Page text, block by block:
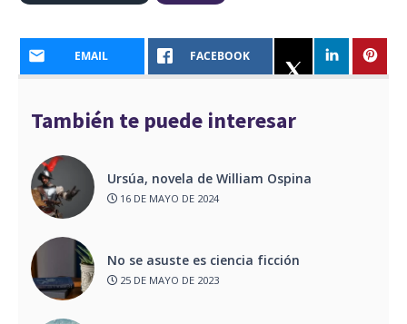
EMAIL FACEBOOK
También te puede interesar
Ursúa, novela de William Ospina
16 DE MAYO DE 2024
No se asuste es ciencia ficción
25 DE MAYO DE 2023